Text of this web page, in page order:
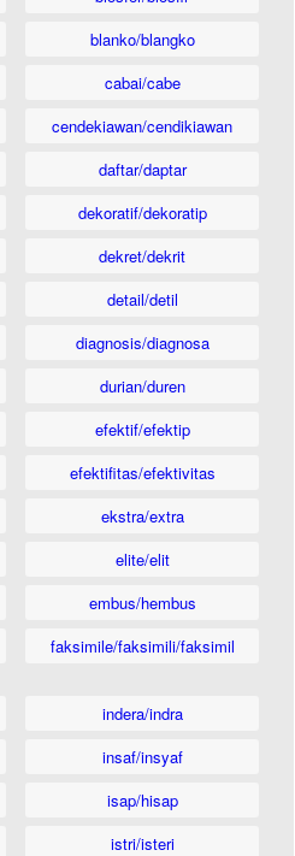
blanko/blangko
cabai/cabe
cendekiawan/cendikiawan
daftar/daptar
dekoratif/dekoratip
dekret/dekrit
detail/detil
diagnosis/diagnosa
durian/duren
efektif/efektip
efektifitas/efektivitas
ekstra/extra
elite/elit
embus/hembus
faksimile/faksimili/faksimil
indera/indra
insaf/insyaf
isap/hisap
istri/isteri